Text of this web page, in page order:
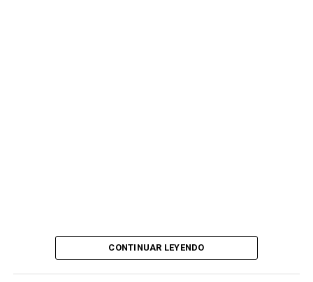
CONTINUAR LEYENDO